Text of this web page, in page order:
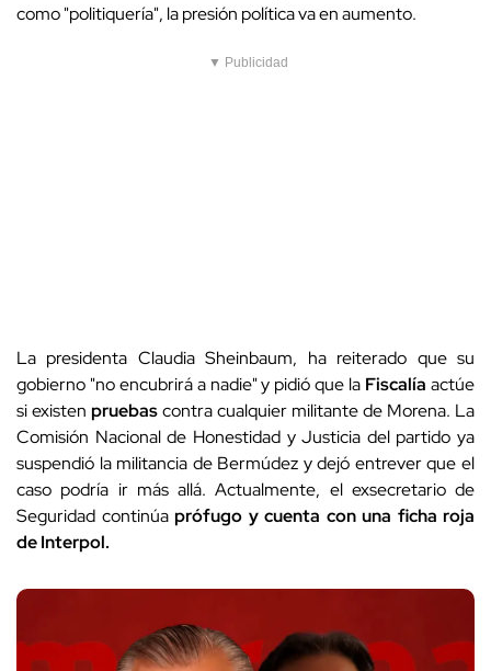
como "politiquería", la presión política va en aumento.
▼ Publicidad
La presidenta Claudia Sheinbaum, ha reiterado que su
gobierno "no encubrirá a nadie" y pidió que la Fiscalía actúe
si existen pruebascontra cualquier militante de Morena. La
Comisión Nacional de Honestidad y Justicia del partido ya
suspendió la militancia de Bermúdez y dejó entrever que el
caso podría ir más allá. Actualmente, el exsecretario de
Seguridad continúa prófugo y cuenta con una ficha roja
de Interpol.